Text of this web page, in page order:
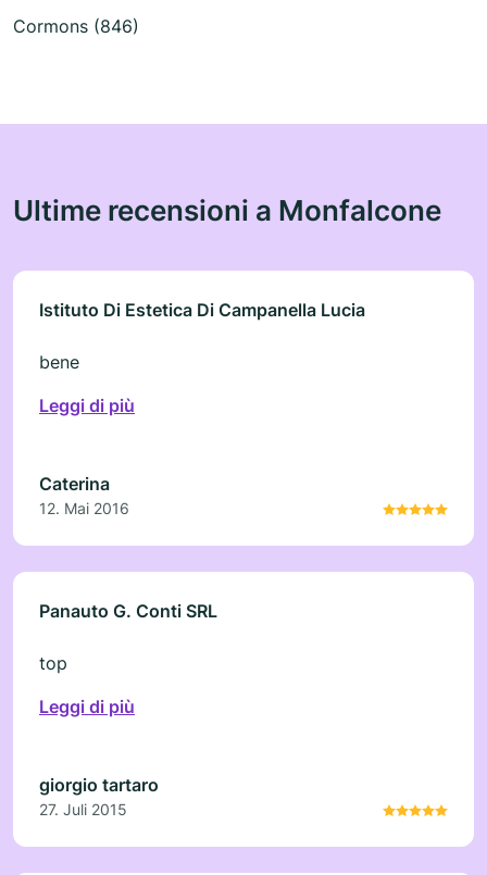
Cormons (846)
Ultime recensioni a Monfalcone
Istituto Di Estetica Di Campanella Lucia
bene
Leggi di più
Caterina
12. Mai 2016
Panauto G. Conti SRL
top
Leggi di più
giorgio tartaro
27. Juli 2015